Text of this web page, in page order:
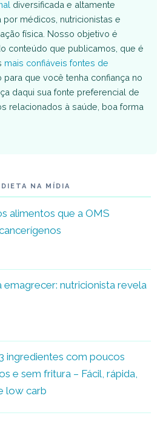
diversificada e altamente
por médicos, nutricionistas e
física. Nosso objetivo é
conteúdo que publicamos, que é
mais confiáveis fontes de
para que você tenha confiança no
daqui sua fonte preferencial de
relacionados à saúde, boa forma
NA MÍDIA
alimentos que a OMS
emagrecer: nutricionista revela
ingredientes com poucos
e sem fritura – Fácil, rápida,
low carb